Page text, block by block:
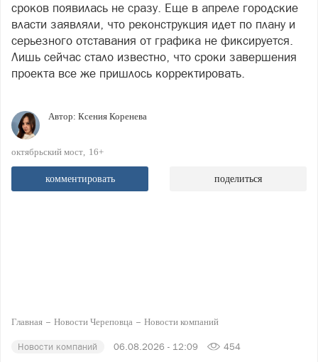
сроков появилась не сразу. Еще в апреле городские
власти заявляли, что реконструкция идет по плану и
серьезного отставания от графика не фиксируется.
Лишь сейчас стало известно, что сроки завершения
проекта все же пришлось корректировать.
Автор: Ксения Коренева
октябрьский мост 16+
комментировать поделиться
Главная Новости Череповца Новости компаний
Новости компаний 06.08.2026 - 12:09 454